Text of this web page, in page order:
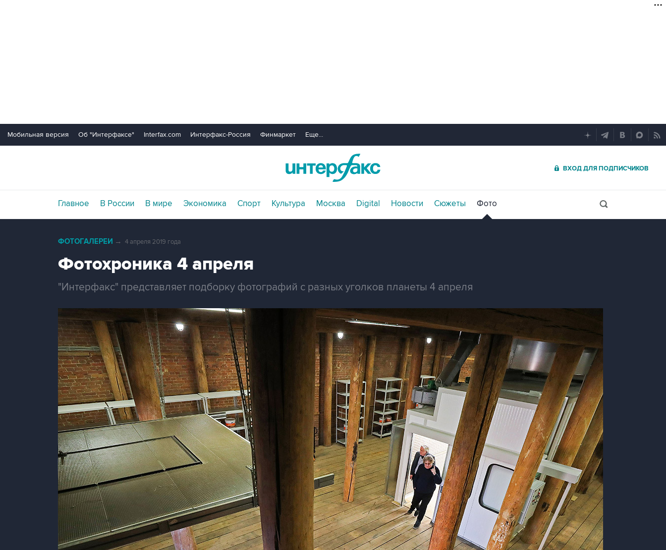
Мобильная версия Об "Интерфаксе" Interfax.com Интерфакс-Россия Финмаркет Еще...
ВХОД ДЛЯ ПОДПИСЧИКОВ
Главное В России В мире Экономика Спорт Культура Москва Digital Новости Сюжеты Фото
ФОТОГАЛЕРЕИ → 4 апреля 2019 года
Фотохроника 4 апреля
"Интерфакс" представляет подборку фотографий с разных уголков планеты 4 апреля